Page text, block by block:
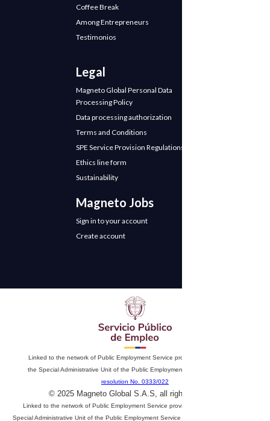
Coffee Break
Among Entrepreneurs
Testimonios
Legal
Magneto Global Personal Data
Processing Policy
Data processing authorization
Terms and Conditions
SPE Service Provision Regulations
Ethics line form
Sustainability
Magneto Jobs
Sign in to your account
Create account
Linked to the network of Public Employment Service providers. Authorized by
the Special Administrative Unit of the Public Employment Service according to
resolution No. 0333/022
© 2025 Magneto Global S.A.S, all rights reserved
Linked to the network of Public Employment Service providers. Authorized by the
Special Administrative Unit of the Public Employment Service according to